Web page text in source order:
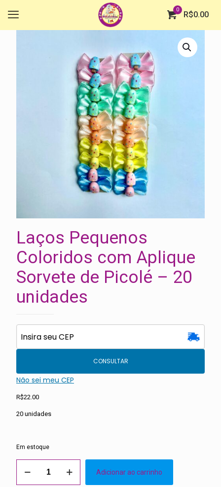
0
R$0.00
Laços Pequenos
Coloridos com Aplique
Sorvete de Picolé – 20
unidades
CONSULTAR
Não sei meu CEP
R$22.00
20 unidades
Em estoque
Pequenos
Adicionar ao carrinho